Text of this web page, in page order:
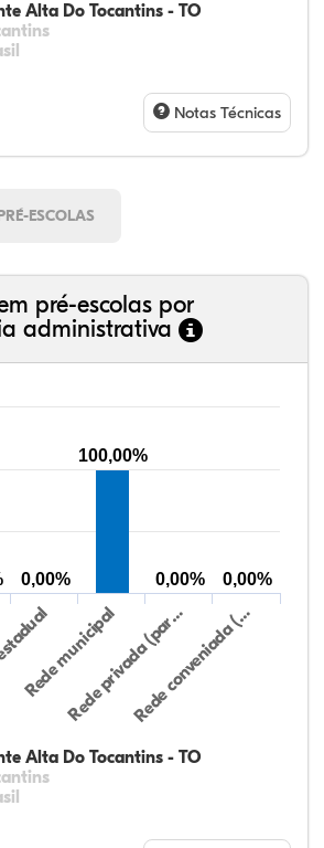
Alta Do Tocantins - TO
Notas Técnicas
ESCOLAS
pré-escolas por
administrativa
Alta Do Tocantins - TO
Rede municipal
Rede privada (par…Rede conveniada (…
0,00%
100,00%
0,00% 0,00%